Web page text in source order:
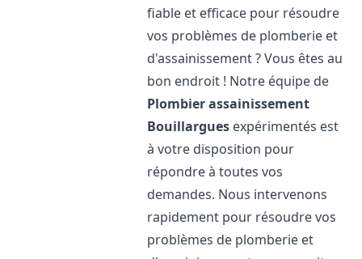
fiable et efficace pour résoudre
vos problèmes de plomberie et
d'assainissement ? Vous êtes au
bon endroit ! Notre équipe de
Plombier assainissement
Bouillargues expérimentés est
à votre disposition pour
répondre à toutes vos
demandes. Nous intervenons
rapidement pour résoudre vos
problèmes de plomberie et